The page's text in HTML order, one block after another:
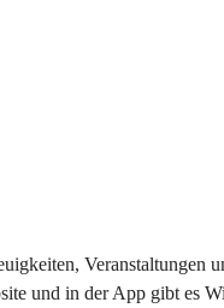
und in der App gibt es